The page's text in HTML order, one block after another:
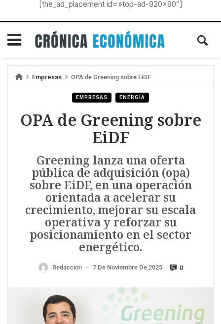
[the_ad_placement id=»top-ad-920×90″]
Empresas OPA de Greening sobre EiDF
EMPRESAS ENERGÍA
OPA de Greening sobre
EiDF
Greening lanza una oferta
pública de adquisición (opa)
sobre EiDF, en una operación
orientada a acelerar su
crecimiento, mejorar su escala
operativa y reforzar su
posicionamiento en el sector
energético.
Redaccion — 7 De Noviembre De 2025 0